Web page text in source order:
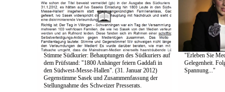
Stimme Südkurier: Behauptungen des Südkuriers auf
dem Prüfstand: "1800 Anhänger feiern Gaddafi in
den Südwest-Messe-Hallen". (31. Januar 2012)
Gegenstimme Sasek und Zusammenfassung der
Stellungnahme des Schweizer Presserats.
"Erleben Sie
Gelegenheit.
Spannung..."